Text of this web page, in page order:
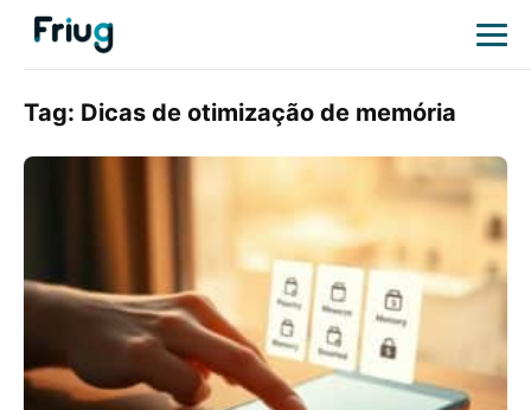
Tag: Dicas de otimização de memória